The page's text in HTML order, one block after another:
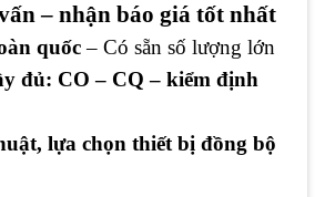
– nhận báo giá tốt nhất
quốc– Có sẵn số lượng lớn
đủ: CO – CQ – kiểm định
lựa chọn thiết bị đồng bộ